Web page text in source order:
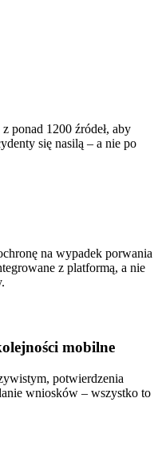
ponad 1200 źródeł, aby
się nasilą – a nie po
na wypadek porwania
z platformą, a nie
mobilne
potwierdzenia
wniosków – wszystko to